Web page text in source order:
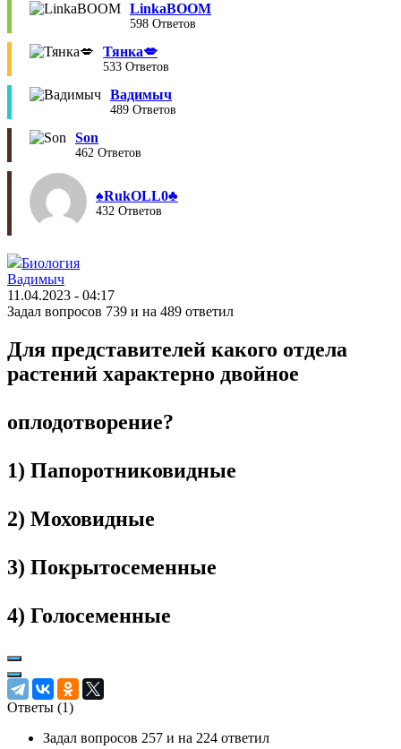
LinkaBOOM
598 Ответов
Тянка💋
533 Ответов
Вадимыч
489 Ответов
Son
462 Ответов
♠︎RukOLL0♣︎
432 Ответов
Биология
Вадимыч
11.04.2023 - 04:17
Задал вопросов 739 и на 489 ответил
Для представителей какого отдела
растений характерно двойное
оплодотворение?
1) Папоротниковидные
2) Моховидные
3) Покрытосеменные
4) Голосеменные
Ответы (1)
Задал вопросов 257 и на 224 ответил